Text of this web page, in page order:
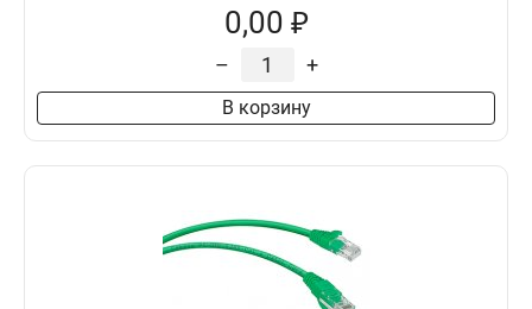
0,00 ₽
– +
В корзину